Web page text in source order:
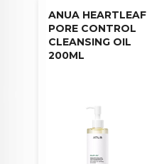
ANUA HEARTLEAF
PORE CONTROL
CLEANSING OIL
200ML